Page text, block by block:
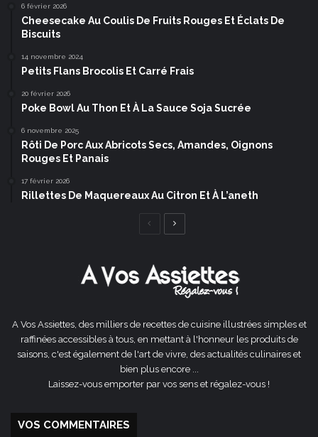
6 février 2026
Cheesecake Au Coulis De Fruits Rouges Et Éclats De
Biscuits
14 novembre 2024
Petits Flans Brocolis Et Carré Frais
20 février 2026
Poke Bowl Au Thon Et À La Sauce Soja Sucrée
6 novembre 2025
Rôti De Porc Aux Abricots Secs, Amandes, Oignons
Rouges Et Panais
17 février 2026
Rillettes De Maquereaux Au Citron Et À L’aneth
Page
A Vos Assiettes, des milliers de recettes de cuisine illustrées simples et
raffinées accessibles à tous, en mettant à l'honneur les produits de
saisons, c'est également de l'art de vivre, des actualités culinaires et
bien plus encore ...
Laissez-vous emporter par vos sens et régalez-vous !
VOS COMMENTAIRES